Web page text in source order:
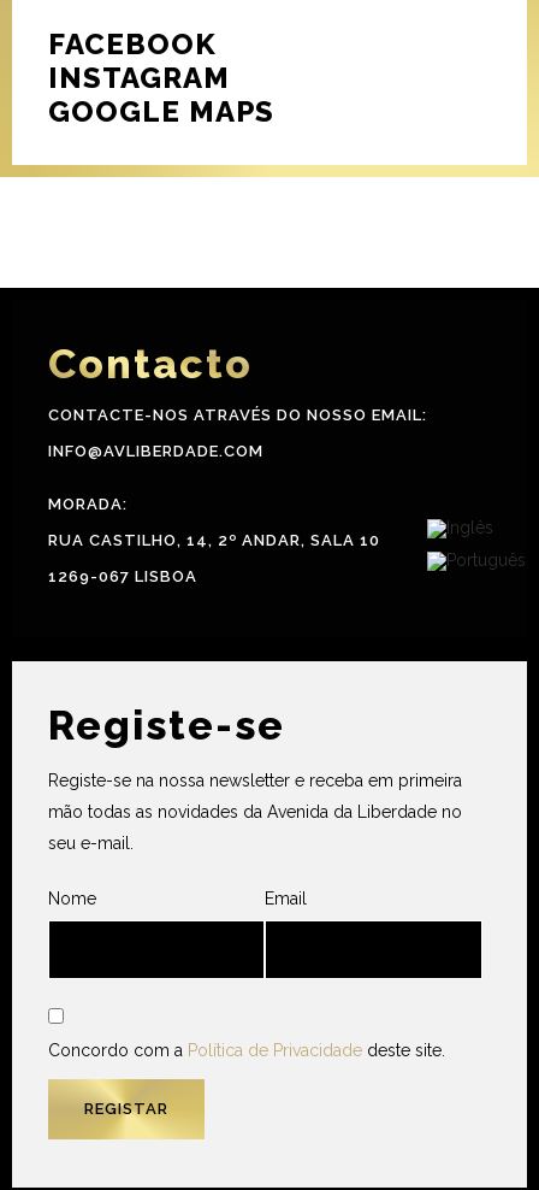
FACEBOOK
INSTAGRAM
GOOGLE MAPS
Contacto
CONTACTE-NOS ATRAVÉS DO NOSSO EMAIL:
INFO@AVLIBERDADE.COM
MORADA:
RUA CASTILHO, 14, 2º ANDAR, SALA 10
1269-067 LISBOA
Registe-se
Registe-se na nossa newsletter e receba em primeira
mão todas as novidades da Avenida da Liberdade no
seu e-mail.
Nome Email
Concordo com a Política de Privacidade deste site.